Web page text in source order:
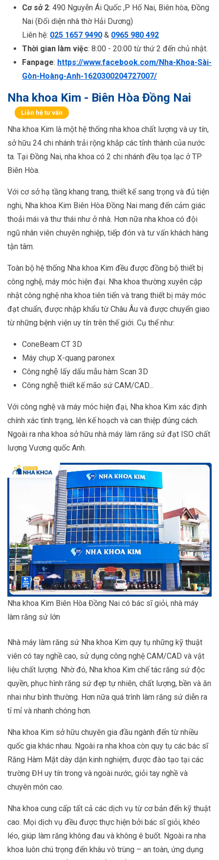
Cơ sở 2: 490 Nguyễn Ái Quốc ,P Hố Nai, Biên hòa, Đồng
Nai (Đối diện nhà thờ Hải Dương)
Liên hệ: 025 1657 9490 & 0965 980 492
Thời gian làm việc: 8:00 - 20:00 từ thứ 2 đến chủ nhật.
Fanpage: https://www.facebook.com/Nha-Khoa-Sài-
Gòn-Hoàng-Anh-1620300204727007/
Nha khoa Kim - Biên Hòa Đồng Nai
Liên hệ tư vấn
Nha khoa Kim là một hệ thống nha khoa chất lượng và uy tín,
sở hữu 24 chi nhánh trải rộng khắp các tỉnh thành của nước
ta. Tại Đồng Nai, nha khoa có 2 chi nhánh đều tọa lạc ở TP
Biên Hòa.
Với cơ sở hạ tầng khang trang, thiết kế sang trọng và đủ tiện
nghi, Nha khoa Kim Biên Hòa Đồng Nai mang đến cảm giác
thoải mái và thư thái như ở nhà. Hơn nữa nha khoa có đội
ngũ nhân viên chuyên nghiệp, tiếp đón và tư vấn khách hàng
tận tâm.
Toàn bộ hệ thống Nha khoa Kim đều được đồng bộ thiết bị
công nghệ, máy móc hiện đại. Nha khoa thường xuyên cập
nhật công nghệ nha khoa tiên tiến và trang thiết bị máy móc
đạt chuẩn, được nhập khẩu từ Châu Âu và được chuyển giao
từ những bệnh viện uy tín trên thế giới. Cụ thể như:
ConeBeam CT 3D
Máy chụp X-quang paronex
Công nghệ lấy dấu mẫu hàm Scan 3D
Công nghệ thiết kế mão sứ CAM/CAD...
Với công nghệ và máy móc hiện đại, Nha khoa Kim xác định
chính xác tình trạng, lên kế hoạch và can thiệp đúng cách.
Ngoài ra nha khoa sở hữu nhà máy làm răng sứ đạt ISO chất
lượng Vương quốc Anh.
Nha khoa Kim Biên Hòa Đồng Nai có bác sĩ giỏi, nhà máy
làm răng sứ lớn
Nhà máy làm răng sứ Nha khoa Kim quy tụ những kỹ thuật
viên có tay nghề cao, sử dụng công nghệ CAM/CAD và vật
liệu chất lượng. Nhờ đó, Nha khoa Kim chế tác răng sứ độc
quyền, phục hình răng sứ đẹp tự nhiên, chất lượng, bền và ăn
nhai như bình thường. Hơn nữa quá trình làm răng sứ diễn ra
tỉ mỉ và nhanh chóng hơn.
Nha khoa Kim sở hữu chuyên gia đầu ngành đến từ nhiều
quốc gia khác nhau. Ngoài ra nha khoa còn quy tụ các bác sĩ
Răng Hàm Mặt dày dặn kinh nghiệm, được đào tạo tại các
trường ĐH uy tín trong và ngoài nước, giỏi tay nghề và
chuyên môn cao.
Nha khoa cung cấp tất cả các dịch vụ từ cơ bản đến kỹ thuật
cao. Mọi dịch vụ đều được thực hiện bởi bác sĩ giỏi, khéo
léo, giúp làm răng không đau và không ê buốt. Ngoài ra nha
khoa luôn chú trọng đến khâu vô trùng – an toàn, ứng dụng